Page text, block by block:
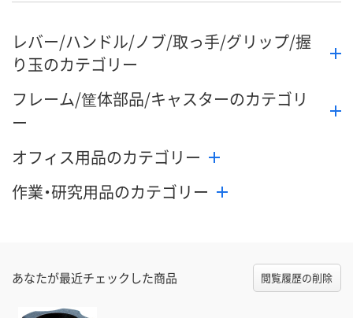
レバー/ハンドル/ノブ/取っ手/グリップ/握
り玉のカテゴリー
フレーム/筐体部品/キャスターのカテゴリ
ー
オフィス用品のカテゴリー
作業・研究用品のカテゴリー
あなたが最近チェックした商品 閲覧履歴の削除